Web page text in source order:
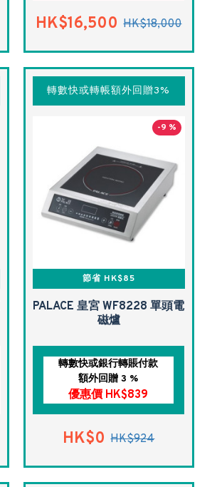
HK$16,500 HK$18,000
轉數快或轉帳額外回贈3%
-9 %
節省 HK$85
PALACE 皇宮 WF8228 單頭電
磁爐
轉數快或銀行轉賬付款
額外回贈 3 %
優惠價 HK$839
HK$0 HK$924